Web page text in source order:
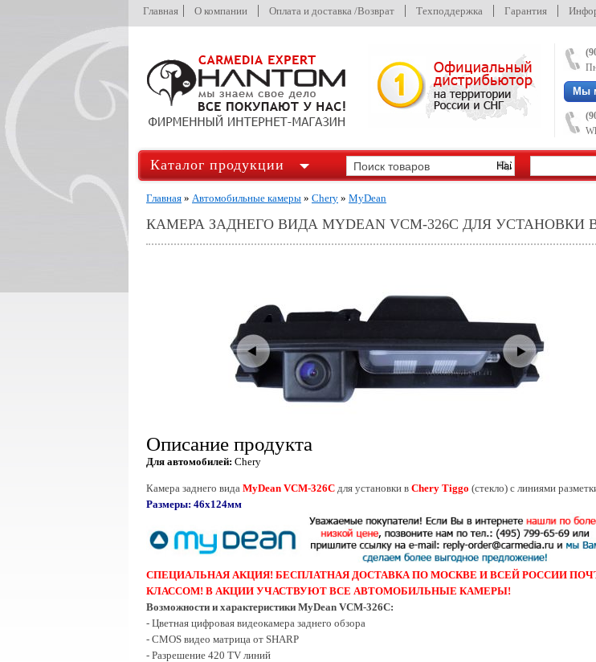
Главная О компании Оплата и доставка /Возврат Техподдержка Гарантия
Мы
Каталог продукции
Главная » Автомобильные камеры » Chery » MyDean
КАМЕРА ЗАДНЕГО ВИДА MYDEAN VCM-326C ДЛЯ УСТАНОВКИ
Описание продукта
Для автомобилей: Chery
Камера заднего вида MyDean VCM-326C для установки в Chery Tiggo (стекло) с линиями
Размеры: 46x124мм
СПЕЦИАЛЬНАЯ АКЦИЯ! БЕСПЛАТНАЯ ДОСТАВКА ПО МОСКВЕ И ВСЕЙ РОССИИ
КЛАССОМ! В АКЦИИ УЧАСТВУЮТ ВСЕ АВТОМОБИЛЬНЫЕ КАМЕРЫ!
Возможности и характеристики MyDean VCM-326C:
- Цветная цифровая видеокамера заднего обзора
- CMOS видео матрица от SHARP
- Разрешение 420 TV линий